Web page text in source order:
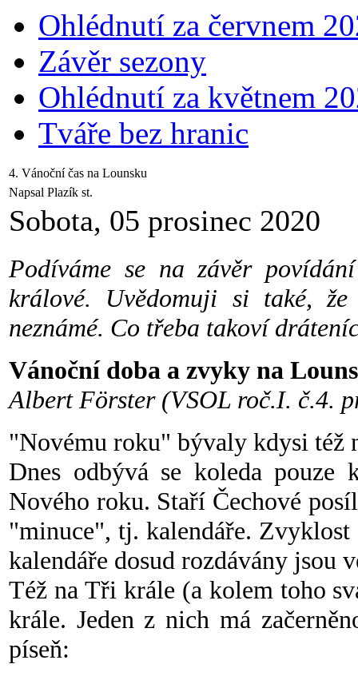
Ohlédnutí za červnem
Závěr sezony
Ohlédnutí za květnem
Tváře bez hranic
4. Vánoční čas na Lounsku
Napsal Plazík st.
Sobota, 05 prosinec 2020
Podíváme se na závěr
králové. Uvědomuji si také,
neznámé. Co třeba takoví
Vánoční doba a zvyky na
Albert Förster (VSOL roč.I. č.4.
"Novému roku" bývaly kdysi též
Dnes odbývá se koleda pouze
Nového roku. Staří Čechové
"minuce", tj. kalendáře. Zvyklost
kalendáře dosud rozdávány jsou
Též na Tři krále (a kolem toho
krále. Jeden z nich má
píseň: